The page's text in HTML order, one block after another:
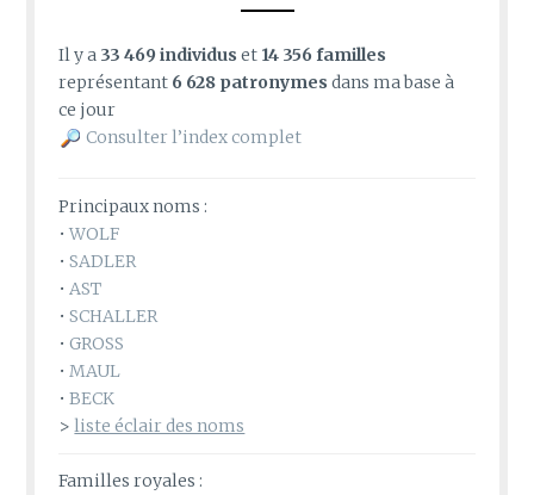
Il y a 33 469 individus et 14 356 familles
représentant 6 628 patronymes dans ma base à
ce jour
Consulter l’index complet
Principaux noms :
•WOLF
•SADLER
• AST
•SCHALLER
•GROSS
• MAUL
•BECK
> liste éclair des noms
Familles royales :